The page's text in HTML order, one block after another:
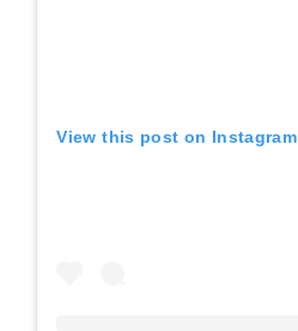
View this post on Instagram